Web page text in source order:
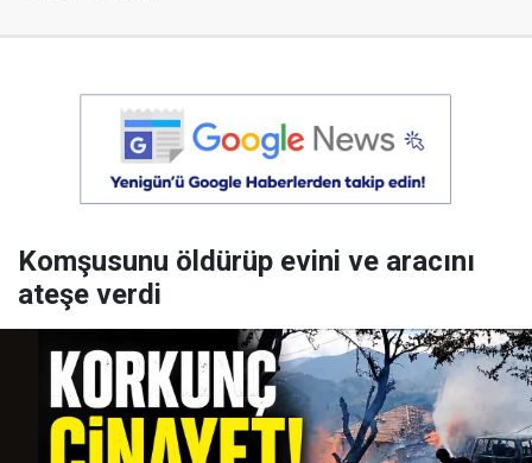
Komşusunu öldürüp evini ve aracını
ateşe verdi